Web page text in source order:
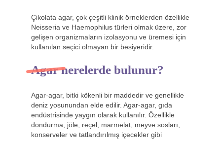
Çikolata agar, çok çeşitli klinik örneklerden özellikle
Neisseria ve Haemophilus türleri olmak üzere, zor
gelişen organizmaların izolasyonu ve üremesi için
kullanılan seçici olmayan bir besiyeridir.
Agar nerelerde bulunur?
Agar-agar, bitki kökenli bir maddedir ve genellikle
deniz yosunundan elde edilir. Agar-agar, gıda
endüstrisinde yaygın olarak kullanılır. Özellikle
dondurma, jöle, reçel, marmelat, meyve sosları,
konserveler ve tatlandırılmış içecekler gibi